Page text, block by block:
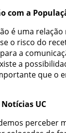
com a
é uma relação
o risco do
para a
a
que o
Notícias UC
perceber